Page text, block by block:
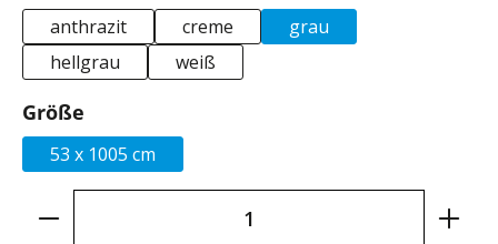
anthrazit creme
grau
hellgrau
weiß
Größe
53 x 1005 cm
Produkt Anzahl: Gib den gewünschten